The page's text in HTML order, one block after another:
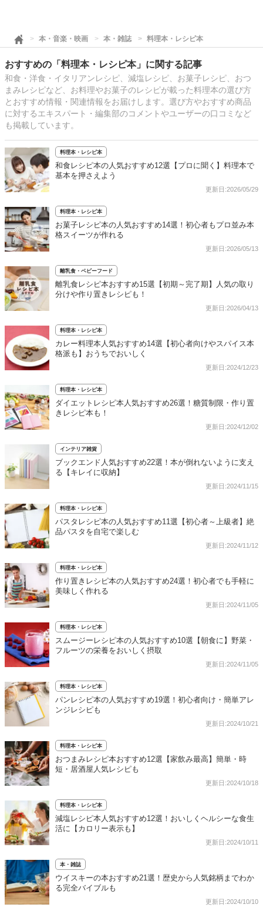
本・音楽・映画 本・雑誌 料理本・レシピ本
おすすめの「料理本・レシピ本」に関する記事
和食・洋食・イタリアンレシピ、減塩レシピ、お菓子レシピ、おつ
まみレシピなど、お料理やお菓子のレシピが載った料理本の選び方
とおすすめ情報・関連情報をお届けします。選び方やおすすめ商品
に対するエキスパート・編集部のコメントやユーザーの口コミなど
も掲載しています。
料理本・レシピ本
和食レシピ本の人気おすすめ12選【プロに聞く】料理本で
基本を押さえよう
更新日:2026/05/29
料理本・レシピ本
お菓子レシピ本の人気おすすめ14選！初心者もプロ並み本
格スイーツが作れる
更新日:2026/05/13
離乳食・ベビーフード
離乳食レシピ本おすすめ15選【初期～完了期】人気の取り
分けや作り置きレシピも！
更新日:2026/04/13
料理本・レシピ本
カレー料理本人気おすすめ14選【初心者向けやスパイス本
格派も】おうちでおいしく
更新日:2024/12/23
料理本・レシピ本
ダイエットレシピ本人気おすすめ26選！糖質制限・作り置
きレシピ本も！
更新日:2024/12/02
インテリア雑貨
ブックエンド人気おすすめ22選！本が倒れないように支え
る【キレイに収納】
更新日:2024/11/15
料理本・レシピ本
パスタレシピ本の人気おすすめ11選【初心者～上級者】絶
品パスタを自宅で楽しむ
更新日:2024/11/12
料理本・レシピ本
作り置きレシピ本の人気おすすめ24選！初心者でも手軽に
美味しく作れる
更新日:2024/11/05
料理本・レシピ本
スムージーレシピ本の人気おすすめ10選【朝食に】野菜・
フルーツの栄養をおいしく摂取
更新日:2024/11/05
料理本・レシピ本
パンレシピ本の人気おすすめ19選！初心者向け・簡単アレ
ンジレシピも
更新日:2024/10/21
料理本・レシピ本
おつまみレシピ本おすすめ12選【家飲み最高】簡単・時
短・居酒屋人気レシピも
更新日:2024/10/18
料理本・レシピ本
減塩レシピ本人気おすすめ12選！おいしくヘルシーな食生
活に【カロリー表示も】
更新日:2024/10/11
本・雑誌
ウイスキーの本おすすめ21選！歴史から人気銘柄までわか
る完全バイブルも
更新日:2024/10/10